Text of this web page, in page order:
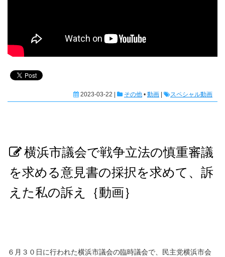
2023-03-22 | その他 • 動画 | スペシャル動画
横浜市議会で戦争立法の慎重審議
を求める意見書の採択を求めて、訴
えた私の訴え｛動画｝
６月３０日に行われた横浜市議会の臨時議会で、民主党横浜市会